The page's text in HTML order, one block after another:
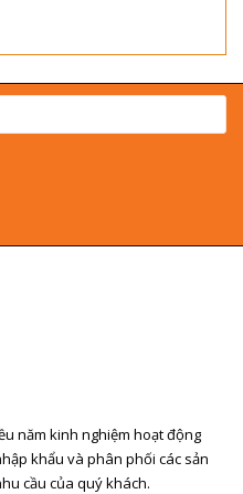
năm kinh nghiệm hoạt động
khẩu và phân phối các sản
cầu của quý khách.